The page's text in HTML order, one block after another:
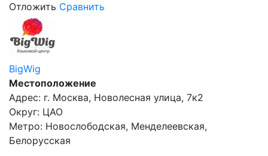
Отложить Сравнить
BigWig
Местоположение
Адрес: г. Москва, Новолесная улица, 7к2
Округ: ЦАО
Метро: Новослободская, Менделеевская,
Белорусская